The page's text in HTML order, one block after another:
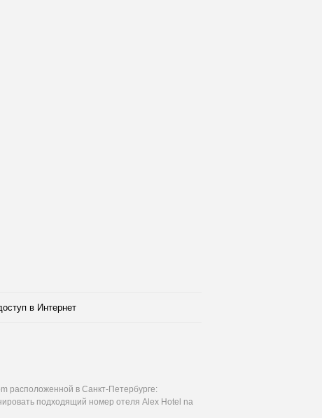
в Интернет
расположенной в Санкт-Петербурге:
подходящий номер отеля Alex Hotel na